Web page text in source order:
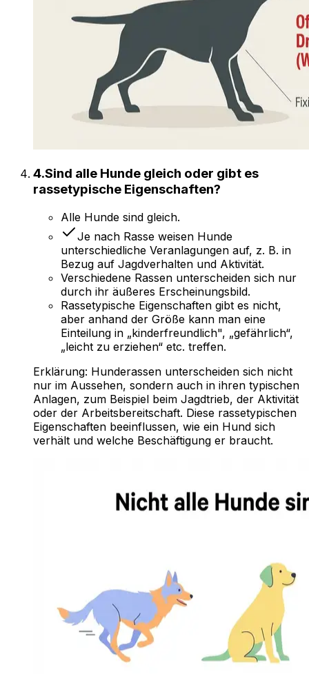
4.Sind alle Hunde gleich oder gibt es
rassetypische Eigenschaften?
Alle Hunde sind gleich.
Je nach Rasse weisen Hunde
unterschiedliche Veranlagungen auf, z. B. in
Bezug auf Jagdverhalten und Aktivität.
Verschiedene Rassen unterscheiden sich nur
durch ihr äußeres Erscheinungsbild.
Rassetypische Eigenschaften gibt es nicht,
aber anhand der Größe kann man eine
Einteilung in „kinderfreundlich", „gefährlich“,
„leicht zu erziehen“ etc. treffen.
Erklärung: Hunderassen unterscheiden sich nicht
nur im Aussehen, sondern auch in ihren typischen
Anlagen, zum Beispiel beim Jagdtrieb, der Aktivität
oder der Arbeitsbereitschaft. Diese rassetypischen
Eigenschaften beeinflussen, wie ein Hund sich
verhält und welche Beschäftigung er braucht.